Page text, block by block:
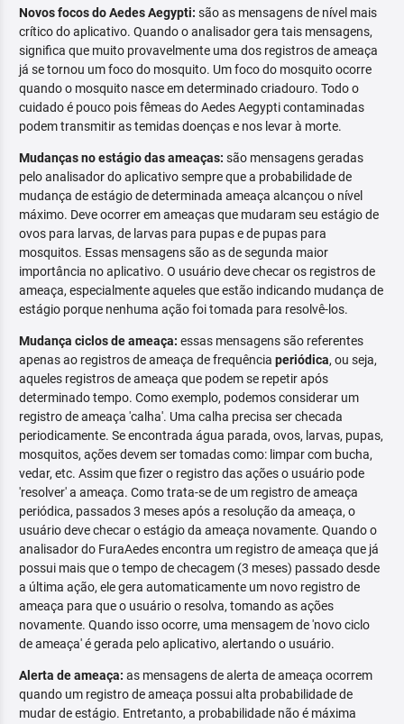
Novos focos do Aedes Aegypti: são as mensagens de nível mais
crítico do aplicativo. Quando o analisador gera tais mensagens,
significa que muito provavelmente uma dos registros de ameaça
já se tornou um foco do mosquito. Um foco do mosquito ocorre
quando o mosquito nasce em determinado criadouro. Todo o
cuidado é pouco pois fêmeas do Aedes Aegypti contaminadas
podem transmitir as temidas doenças e nos levar à morte.
Mudanças no estágio das ameaças: são mensagens geradas
pelo analisador do aplicativo sempre que a probabilidade de
mudança de estágio de determinada ameaça alcançou o nível
máximo. Deve ocorrer em ameaças que mudaram seu estágio de
ovos para larvas, de larvas para pupas e de pupas para
mosquitos. Essas mensagens são as de segunda maior
importância no aplicativo. O usuário deve checar os registros de
ameaça, especialmente aqueles que estão indicando mudança de
estágio porque nenhuma ação foi tomada para resolvê-los.
Mudança ciclos de ameaça: essas mensagens são referentes
apenas ao registros de ameaça de frequência periódica, ou seja,
aqueles registros de ameaça que podem se repetir após
determinado tempo. Como exemplo, podemos considerar um
registro de ameaça 'calha'. Uma calha precisa ser checada
periodicamente. Se encontrada água parada, ovos, larvas, pupas,
mosquitos, ações devem ser tomadas como: limpar com bucha,
vedar, etc. Assim que fizer o registro das ações o usuário pode
'resolver' a ameaça. Como trata-se de um registro de ameaça
periódica, passados 3 meses após a resolução da ameaça, o
usuário deve checar o estágio da ameaça novamente. Quando o
analisador do FuraAedes encontra um registro de ameaça que já
possui mais que o tempo de checagem (3 meses) passado desde
a última ação, ele gera automaticamente um novo registro de
ameaça para que o usuário o resolva, tomando as ações
novamente. Quando isso ocorre, uma mensagem de 'novo ciclo
de ameaça' é gerada pelo aplicativo, alertando o usuário.
Alerta de ameaça: as mensagens de alerta de ameaça ocorrem
quando um registro de ameaça possui alta probabilidade de
mudar de estágio. Entretanto, a probabilidade não é máxima